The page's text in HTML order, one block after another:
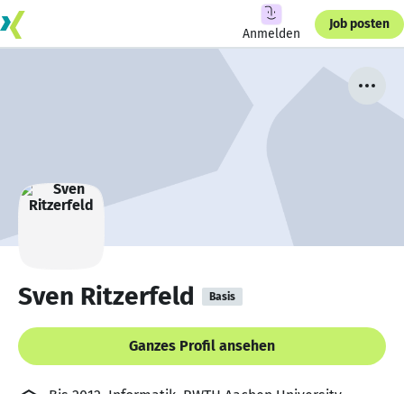
Anmelden
Job posten
Sven Ritzerfeld Basis
Ganzes Profil ansehen